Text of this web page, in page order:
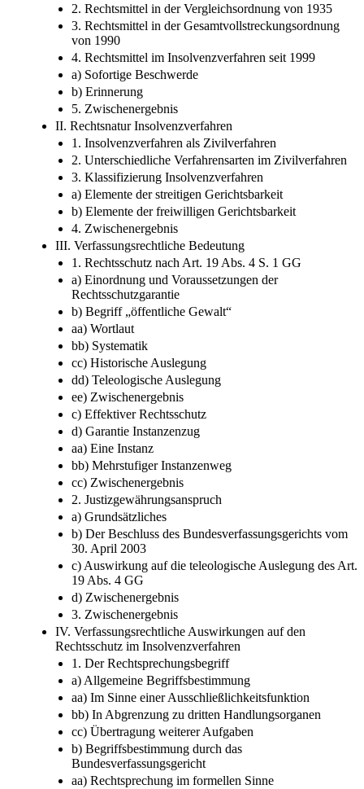
2. Rechtsmittel in der Vergleichsordnung von 1935
3. Rechtsmittel in der Gesamtvollstreckungsordnung
von 1990
4. Rechtsmittel im Insolvenzverfahren seit 1999
a) Sofortige Beschwerde
b) Erinnerung
5. Zwischenergebnis
II. Rechtsnatur Insolvenzverfahren
1. Insolvenzverfahren als Zivilverfahren
2. Unterschiedliche Verfahrensarten im Zivilverfahren
3. Klassifizierung Insolvenzverfahren
a) Elemente der streitigen Gerichtsbarkeit
b) Elemente der freiwilligen Gerichtsbarkeit
4. Zwischenergebnis
III. Verfassungsrechtliche Bedeutung
1. Rechtsschutz nach Art. 19 Abs. 4 S. 1 GG
a) Einordnung und Voraussetzungen der
Rechtsschutzgarantie
b) Begriff „öffentliche Gewalt“
aa) Wortlaut
bb) Systematik
cc) Historische Auslegung
dd) Teleologische Auslegung
ee) Zwischenergebnis
c) Effektiver Rechtsschutz
d) Garantie Instanzenzug
aa) Eine Instanz
bb) Mehrstufiger Instanzenweg
cc) Zwischenergebnis
2. Justizgewährungsanspruch
a) Grundsätzliches
b) Der Beschluss des Bundesverfassungsgerichts vom
30. April 2003
c) Auswirkung auf die teleologische Auslegung des Art.
19 Abs. 4 GG
d) Zwischenergebnis
3. Zwischenergebnis
IV. Verfassungsrechtliche Auswirkungen auf den
Rechtsschutz im Insolvenzverfahren
1. Der Rechtsprechungsbegriff
a) Allgemeine Begriffsbestimmung
aa) Im Sinne einer Ausschließlichkeitsfunktion
bb) In Abgrenzung zu dritten Handlungsorganen
cc) Übertragung weiterer Aufgaben
b) Begriffsbestimmung durch das
Bundesverfassungsgericht
aa) Rechtsprechung im formellen Sinne